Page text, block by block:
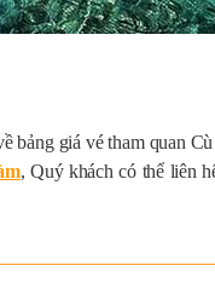
bảng giá vé tham quan
, Quý khách có thể liên